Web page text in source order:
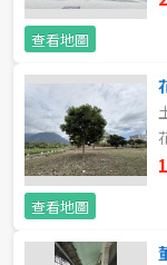
售價
查看地圖
查看地圖